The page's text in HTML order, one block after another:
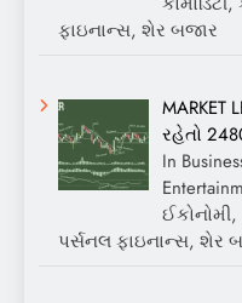
ફાઇનાન્સ, શેર બજાર
MARKET
રહેતો
In
ઈકોનોમી,
પર્સનલ ફાઇનાન્સ, શેર